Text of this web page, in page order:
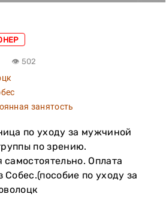
👁 502
занятость
по уходу за мужчиной
по зрению.
Оплата
по уходу за